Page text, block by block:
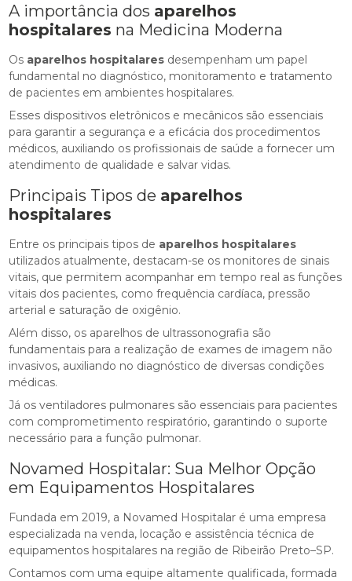
A importância dos aparelhos
hospitalares na Medicina Moderna
Os aparelhos hospitalares desempenham um papel
fundamental no diagnóstico, monitoramento e tratamento
de pacientes em ambientes hospitalares.
Esses dispositivos eletrônicos e mecânicos são essenciais
para garantir a segurança e a eficácia dos procedimentos
médicos, auxiliando os profissionais de saúde a fornecer um
atendimento de qualidade e salvar vidas.
Principais Tipos de aparelhos
hospitalares
Entre os principais tipos de aparelhos hospitalares
utilizados atualmente, destacam-se os monitores de sinais
vitais, que permitem acompanhar em tempo real as funções
vitais dos pacientes, como frequência cardíaca, pressão
arterial e saturação de oxigênio.
Além disso, os aparelhos de ultrassonografia são
fundamentais para a realização de exames de imagem não
invasivos, auxiliando no diagnóstico de diversas condições
médicas.
Já os ventiladores pulmonares são essenciais para pacientes
com comprometimento respiratório, garantindo o suporte
necessário para a função pulmonar.
Novamed Hospitalar: Sua Melhor Opção
em Equipamentos Hospitalares
Fundada em 2019, a Novamed Hospitalar é uma empresa
especializada na venda, locação e assistência técnica de
equipamentos hospitalares na região de Ribeirão Preto–SP.
Contamos com uma equipe altamente qualificada, formada